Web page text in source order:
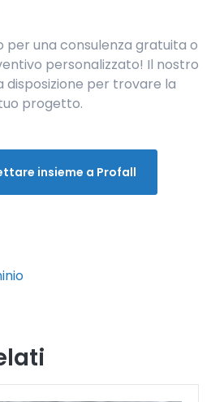
una consulenza gratuita o
personalizzato! Il nostro
disposizione per trovare la
progetto.
insieme a Profall